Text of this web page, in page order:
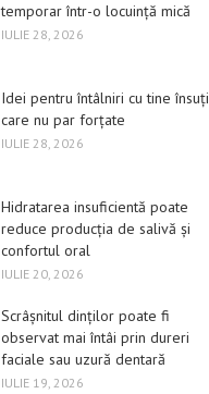
temporar într-o locuință mică
IULIE 28, 2026
Idei pentru întâlniri cu tine însuți
care nu par forțate
IULIE 28, 2026
Hidratarea insuficientă poate
reduce producția de salivă și
confortul oral
IULIE 20, 2026
Scrâșnitul dinților poate fi
observat mai întâi prin dureri
faciale sau uzură dentară
IULIE 19, 2026